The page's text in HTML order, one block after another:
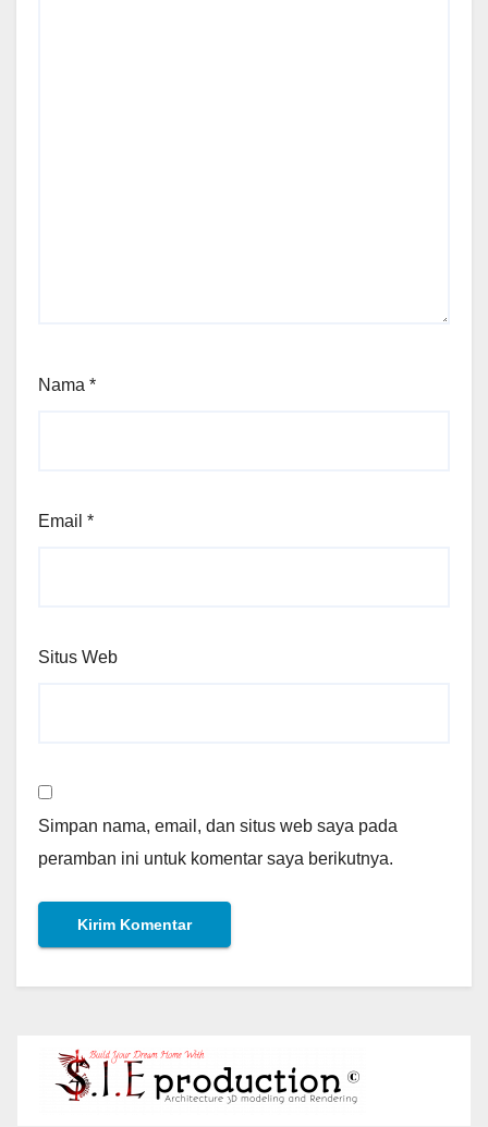
Nama *
Email *
Situs Web
Simpan nama, email, dan situs web saya pada
peramban ini untuk komentar saya berikutnya.